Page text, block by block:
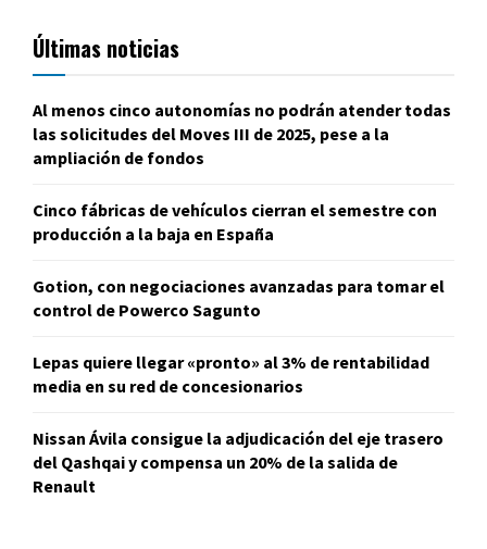
Últimas noticias
Al menos cinco autonomías no podrán atender todas
las solicitudes del Moves III de 2025, pese a la
ampliación de fondos
Cinco fábricas de vehículos cierran el semestre con
producción a la baja en España
Gotion, con negociaciones avanzadas para tomar el
control de Powerco Sagunto
Lepas quiere llegar «pronto» al 3% de rentabilidad
media en su red de concesionarios
Nissan Ávila consigue la adjudicación del eje trasero
del Qashqai y compensa un 20% de la salida de
Renault